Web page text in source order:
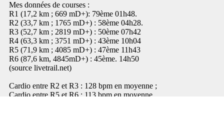
Mes données de courses :
R1 (17,2 km ; 669 mD+): 79ème 01h48.
R2 (33,7 km ; 1765 mD+) : 58ème 04h28.
R3 (52,7 km ; 2819 mD+) : 50ème 07h42
R4 (63,3 km ; 3751 mD+) : 43ème 10h04
R5 (71,9 km ; 4085 mD+) : 47ème 11h43
R6 (87,6 km, 4845mD+) : 45ème. 14h50
(source livetrail.net)
Cardio entre R2 et R3 : 128 bpm en moyenne ;
Cardio entre R5 et R6 : 113 bpm en moyenne.